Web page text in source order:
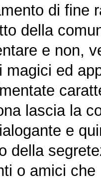
di fine
della
e non,
magici ed
lascia la
e
della
o amici